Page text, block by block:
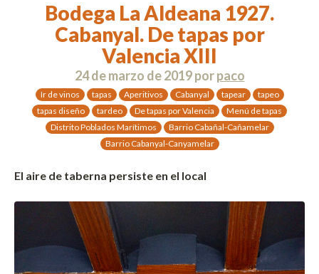
Bodega La Aldeana 1927.
Cabanyal. De tapas por
Valencia XIII
24 de marzo de 2019porpaco
Ir de vinos tapas Aperitivos Cabanyal tapear
tapeo
tapas diseño
tardeo De tapas por Valencia
Menú de tapas
Distrito Poblados Marítimos
Barrio Cabañal-Cañamelar
Barrio Cabanyal-Canyamelar
El aire de taberna persiste en el local